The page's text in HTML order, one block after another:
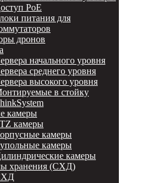
PoE
питания для
дронов
начального уровня
среднего уровня
высокого уровня
в стойку
камеры
камеры
камеры
камеры
камеры
хранения (СХД)